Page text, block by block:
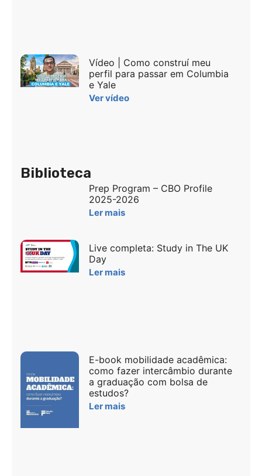
Vídeo | Como construí meu
perfil para passar em Columbia
e Yale
Ver vídeo
Biblioteca
Prep Program – CBO Profile
2025-2026
Ler mais
Live completa: Study in The UK
Day
Ler mais
E-book mobilidade acadêmica:
como fazer intercâmbio durante
a graduação com bolsa de
estudos?
Ler mais